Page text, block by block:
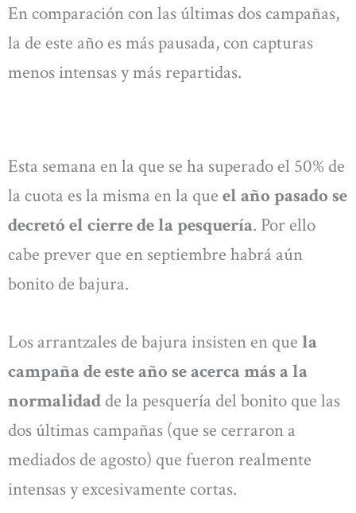
En comparación con las últimas dos campañas,
la de este año es más pausada, con capturas
menos intensas y más repartidas.
Esta semana en la que se ha superado el 50% de
la cuota es la misma en la que el año pasado se
decretó el cierre de la pesquería. Por ello
cabe prever que en septiembre habrá aún
bonito de bajura.
Los arrantzales de bajura insisten en que la
campaña de este año se acerca más a la
normalidad de la pesquería del bonito que las
dos últimas campañas (que se cerraron a
mediados de agosto) que fueron realmente
intensas y excesivamente cortas.